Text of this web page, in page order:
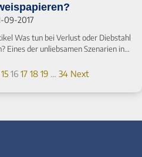
09-2017
Was tun bei Verlust oder Diebstahl
Eines der unliebsamen Szenarien in…
15 16 17 18 19 … 34 Next